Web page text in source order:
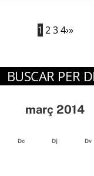
1 2 3 4›»
BUSCAR PER
març 2014
Dc Dj Dv